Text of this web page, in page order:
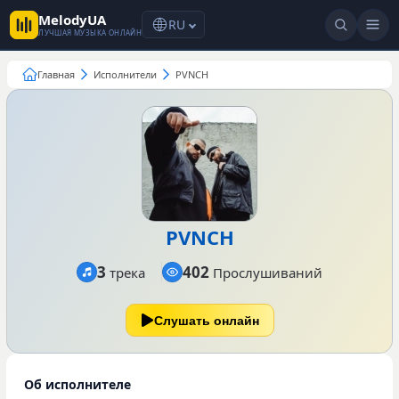
MelodyUA
ЛУЧШАЯ МУЗЫКА ОНЛАЙН RU
Главная Исполнители PVNCH
PVNCH
3 трека 402 Прослушиваний
Слушать онлайн
Об исполнителе